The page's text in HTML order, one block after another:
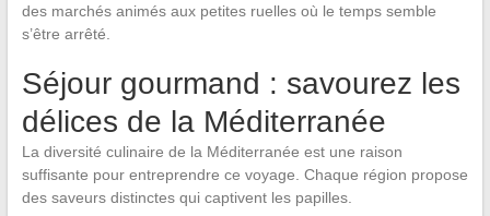
des marchés animés aux petites ruelles où le temps semble
s’être arrêté.
Séjour gourmand : savourez les
délices de la Méditerranée
La diversité culinaire de la Méditerranée est une raison
suffisante pour entreprendre ce voyage. Chaque région propose
des saveurs distinctes qui captivent les papilles.